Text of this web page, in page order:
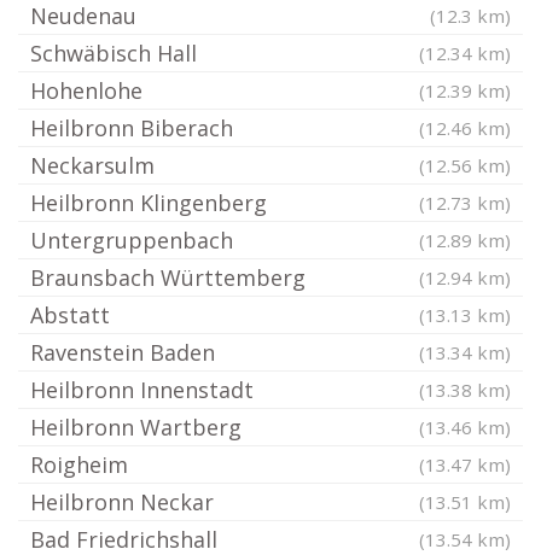
Neudenau (12.3 km)
Schwäbisch Hall (12.34 km)
Hohenlohe (12.39 km)
Heilbronn Biberach (12.46 km)
Neckarsulm (12.56 km)
Heilbronn Klingenberg (12.73 km)
Untergruppenbach (12.89 km)
Braunsbach Württemberg (12.94 km)
Abstatt (13.13 km)
Ravenstein Baden (13.34 km)
Heilbronn Innenstadt (13.38 km)
Heilbronn Wartberg (13.46 km)
Roigheim (13.47 km)
Heilbronn Neckar (13.51 km)
Bad Friedrichshall (13.54 km)